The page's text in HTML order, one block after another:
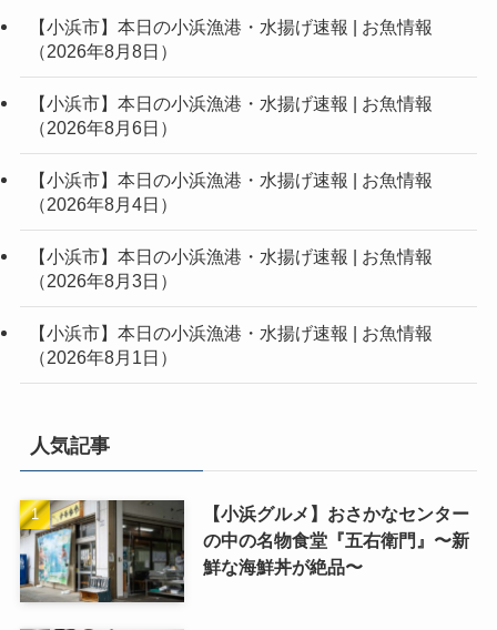
【小浜市】本日の小浜漁港・水揚げ速報 | お魚情報
（2026年8月8日）
【小浜市】本日の小浜漁港・水揚げ速報 | お魚情報
（2026年8月6日）
【小浜市】本日の小浜漁港・水揚げ速報 | お魚情報
（2026年8月4日）
【小浜市】本日の小浜漁港・水揚げ速報 | お魚情報
（2026年8月3日）
【小浜市】本日の小浜漁港・水揚げ速報 | お魚情報
（2026年8月1日）
人気記事
【小浜グルメ】おさかなセンター
の中の名物食堂『五右衛門』〜新
鮮な海鮮丼が絶品〜